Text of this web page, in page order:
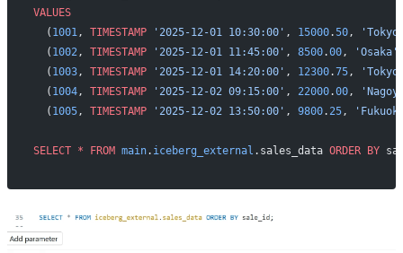
VALUES
  (
1001 , TIMESTAMP '2025-12-01 10:30:00' , 15000.50,
  (
1002 , TIMESTAMP '2025-12-01 11:45:00' , 8500.00, 'Osaka'
  (
1003, TIMESTAMP '2025-12-01 14:20:00' , 12300.75,
  (
1004, TIMESTAMP '2025-12-02 09:15:00' , 22000.00,
  (
1005, TIMESTAMP '2025-12-02 13:50:00' , 9800. 25,
SELECT * FROM main. iceberg_external .sales_data ORDER BY